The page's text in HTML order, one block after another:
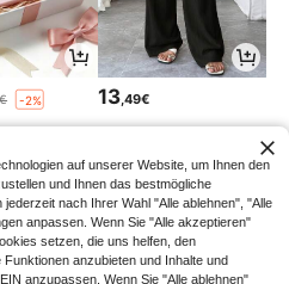
-2% 13 ,49€
auf unserer Website, um Ihnen den
und Ihnen das bestmögliche
nach Ihrer Wahl "Alle ablehnen", "Alle
anpassen. Wenn Sie "Alle akzeptieren"
setzen, die uns helfen, den
anzubieten und Inhalte und
anzupassen. Wenn Sie "Alle ablehnen"